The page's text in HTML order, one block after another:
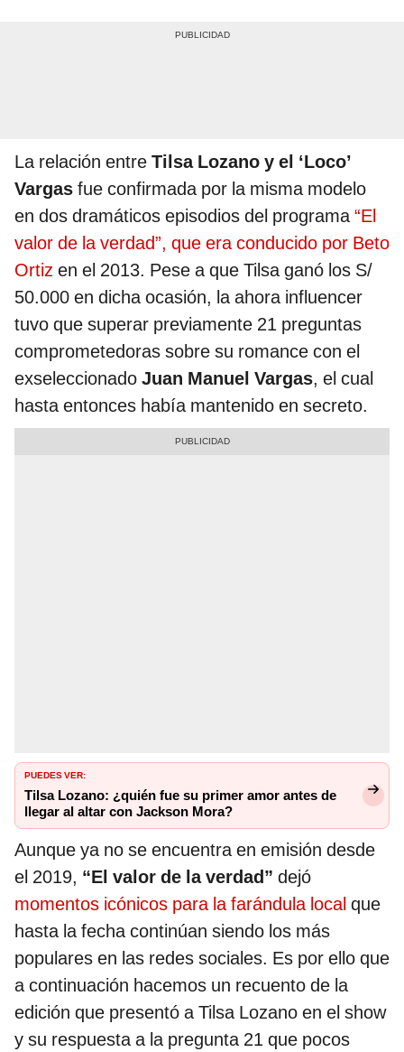
La relación entre Tilsa Lozano y el ‘Loco’
Vargas fue confirmada por la misma modelo
en dos dramáticos episodios del programa“El
valor de la verdad”, que era conducido por Beto
Ortiz en el 2013. Pese a que Tilsa ganó los S/
50.000 en dicha ocasión, la ahora influencer
tuvo que superar previamente 21 preguntas
comprometedoras sobre su romance con el
exseleccionado Juan Manuel Vargas, el cual
hasta entonces había mantenido en secreto.
PUEDES VER:
Tilsa Lozano: ¿quién fue su primer amor antes de
llegar al altar con Jackson Mora?
Aunque ya no se encuentra en emisión desde
el 2019, “El valor de la verdad” dejó
momentos icónicos para la farándula local que
hasta la fecha continúan siendo los más
populares en las redes sociales. Es por ello que
a continuación hacemos un recuento de la
edición que presentó a Tilsa Lozano en el show
y su respuesta a la pregunta 21 que pocos